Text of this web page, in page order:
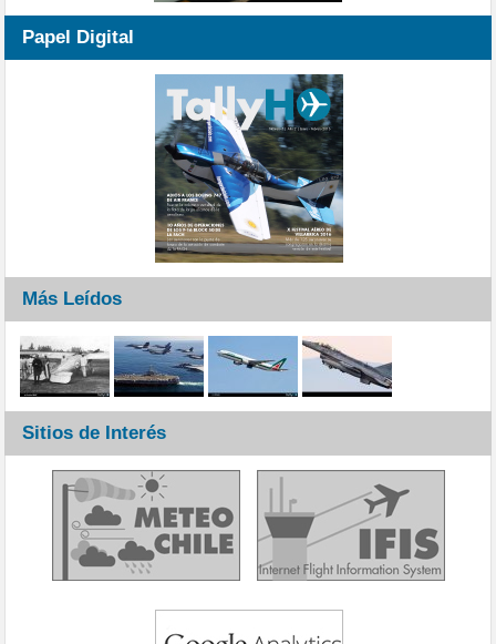
Papel Digital
Más Leídos
Sitios de Interés